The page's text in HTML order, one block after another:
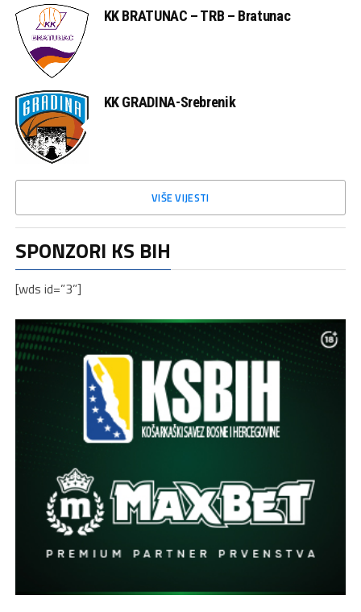
KK BRATUNAC – TRB – Bratunac
KK GRADINA-Srebrenik
VIŠE VIJESTI
SPONZORI KS BIH
[wds id=”3”]